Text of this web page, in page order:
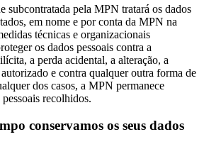
subcontratada pela MPN tratará os dados
em nome e por conta da MPN na
técnicas e organizacionais
os dados pessoais contra a
a perda acidental, a alteração, a
e contra qualquer outra forma de
dos casos, a MPN permanece
recolhidos.
conservamos os seus dados